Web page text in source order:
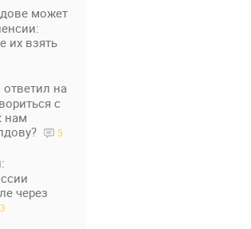
может
их взять
на
с
нам
5
через
3